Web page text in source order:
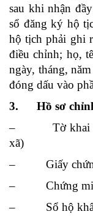
sau khi nhận
sổ đăng ký hộ
hộ tịch phải ghi
điều chỉnh; họ,
ngày, tháng,
đóng dấu vào
3. Hồ sơ chỉnh
– Tờ khai
xã)
– Giấy chứng
– Chứng minh
– Sổ hộ